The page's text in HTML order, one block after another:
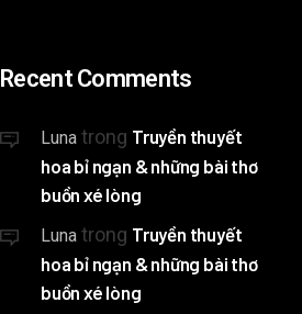
Recent Comments
Luna trong Truyền thuyết
hoa bỉ ngạn & những bài thơ
buồn xé lòng
Luna trong Truyền thuyết
hoa bỉ ngạn & những bài thơ
buồn xé lòng